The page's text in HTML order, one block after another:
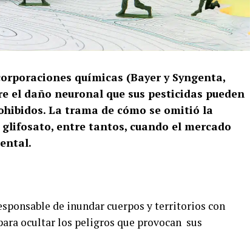
químicas (Bayer y Syngenta,
el daño neuronal que sus pesticidas pueden
La trama de cómo se omitió la
entre tantos, cuando el mercado
de inundar cuerpos y territorios con
ocultar los peligros que provocan sus